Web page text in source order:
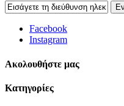
Facebook
Instagram
Aκολουθήστε μας
Κατηγορίες